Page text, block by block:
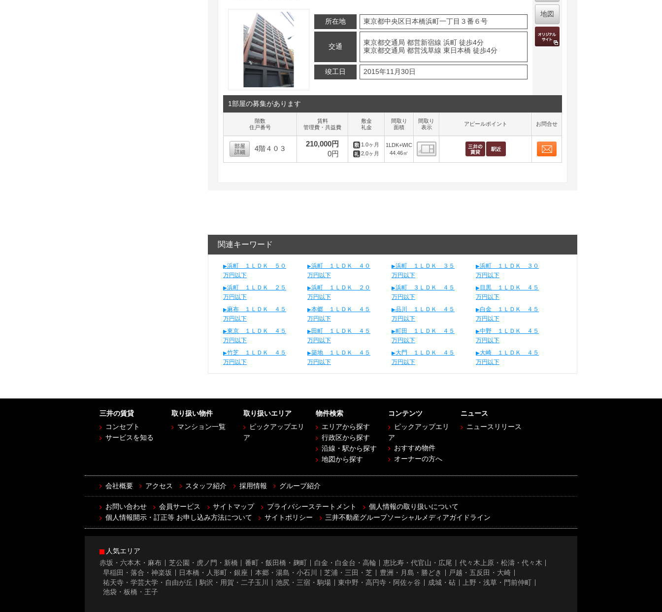
所在地 東京都中央区日本橋浜町一丁目３番６号
交通
東京都交通局 都営新宿線 浜町 徒歩4分
東京都交通局 都営浅草線 東日本橋 徒歩4分
竣工日 2015年11月30日
地図
1部屋の募集があります
階数
住戸番号
賃料
管理費・共益費
敷金
礼金
間取り
面積
間取り
表示
アピールポイント お問合せ
部屋
詳細
4階４０３
210,000円
0円
1.0ヶ月
2.0ヶ月
1LDK+WIC
44.46㎡
間取り表示
関連キーワード
浜町 １ＬＤＫ ５０
万円以下
浜町 １ＬＤＫ ４０
万円以下
浜町 １ＬＤＫ ３５
万円以下
浜町 １ＬＤＫ ３０
万円以下
浜町 １ＬＤＫ ２５
万円以下
浜町 １ＬＤＫ ２０
万円以下
浜町 ３ＬＤＫ ４５
万円以下
目黒 １ＬＤＫ ４５
万円以下
麻布 １ＬＤＫ ４５
万円以下
本郷 １ＬＤＫ ４５
万円以下
品川 １ＬＤＫ ４５
万円以下
白金 １ＬＤＫ ４５
万円以下
東京 １ＬＤＫ ４５
万円以下
田町 １ＬＤＫ ４５
万円以下
町田 １ＬＤＫ ４５
万円以下
中野 １ＬＤＫ ４５
万円以下
竹芝 １ＬＤＫ ４５
万円以下
築地 １ＬＤＫ ４５
万円以下
大門 １ＬＤＫ ４５
万円以下
大崎 １ＬＤＫ ４５
万円以下
三井の賃貸
コンセプト
サービスを知る
取り扱い物件
マンション一覧
取り扱いエリア
ピックアップエリ
ア
物件検索
エリアから探す
行政区から探す
沿線・駅から探す
地図から探す
コンテンツ
ピックアップエリ
ア
おすすめ物件
オーナーの方へ
ニュース
ニュースリリース
会社概要 アクセス スタッフ紹介 採用情報 グループ紹介
お問い合わせ 会員サービス サイトマップ プライバシーステートメント
個人情報の取り扱いについて
個人情報開示・訂正等 お申し込み方法について
サイトポリシー 三井不動産グループソーシャルメディアガイドライン
人気エリア
赤坂・六本木・麻布
芝公園・虎ノ門・新橋 番町・飯田橋・麹町 白金・白金台・高輪 恵比寿・代官山・広尾
代々木上原・松濤・代々木
早稲田・落合・神楽坂
日本橋・人形町・銀座 本郷・湯島・小石川 芝浦・三田・芝 豊洲・月島・勝どき
戸越・五反田・大崎
祐天寺・学芸大学・自由が丘
駒沢・用賀・二子玉川 池尻・三宿・駒場 東中野・高円寺・阿佐ヶ谷 成城・砧
上野・浅草・門前仲町
池袋・板橋・王子